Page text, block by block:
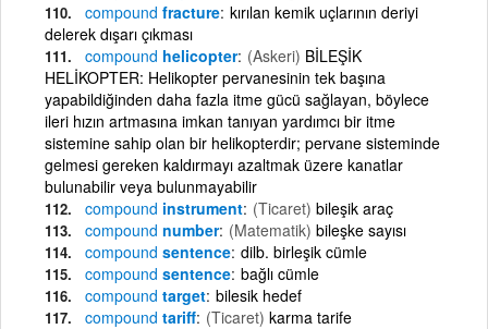
compound fracture kırılan kemik uçlarının deriyi
delerek dışarı çıkması
compound helicopter (Askeri) BİLEŞİK
HELİKOPTER: Helikopter pervanesinin tek başına
yapabildiğinden daha fazla itme gücü sağlayan, böylece
ileri hızın artmasına imkan tanıyan yardımcı bir itme
sistemine sahip olan bir helikopterdir; pervane sisteminde
gelmesi gereken kaldırmayı azaltmak üzere kanatlar
bulunabilir veya bulunmayabilir
compound instrument (Ticaret) bileşik araç
compound number (Matematik) bileşke sayısı
compound sentence dilb. birleşik cümle
compound sentence bağlı cümle
compound target bilesik hedef
compound tariff (Ticaret) karma tarife